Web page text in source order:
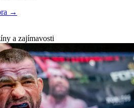
→
a zajímavosti